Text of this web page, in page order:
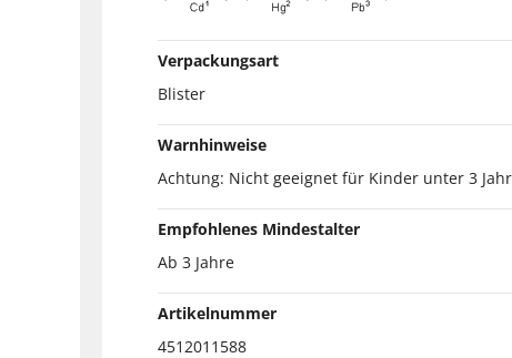
Verpackungsart
Blister
Warnhinweise
Achtung: Nicht geeignet für Kinder unter 3
Empfohlenes Mindestalter
Ab 3 Jahre
Artikelnummer
4512011588